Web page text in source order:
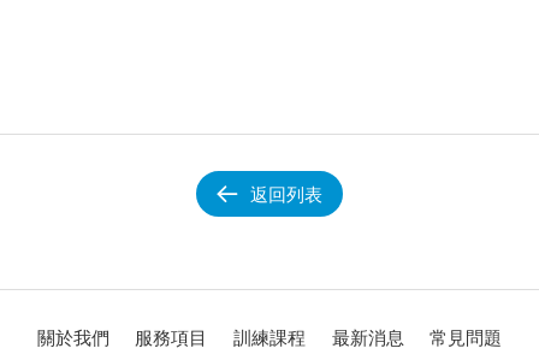
返回列表
關於我們 服務項目 訓練課程 最新消息
常見問題